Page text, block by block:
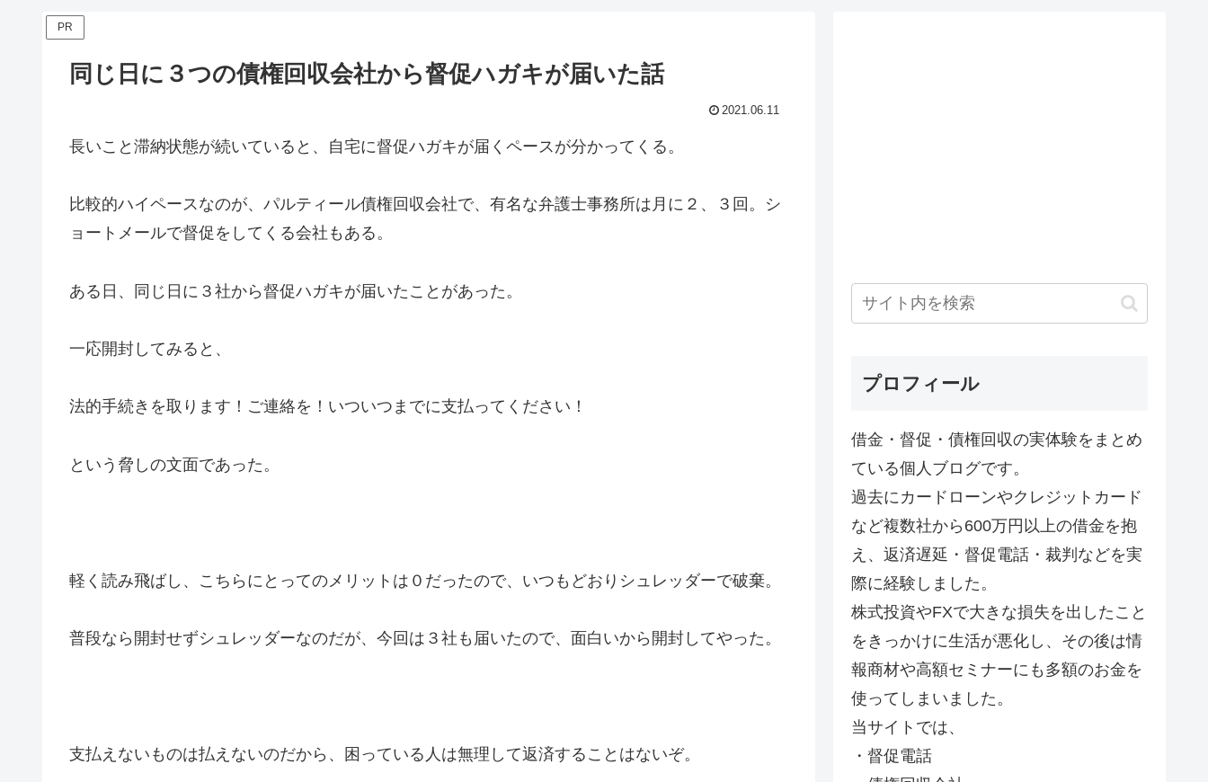
PR
同じ日に３つの債権回収会社から督促ハガキが届いた話
2021.06.11
長いこと滞納状態が続いていると、自宅に督促ハガキが届くペースが分かってくる。
比較的ハイペースなのが、パルティール債権回収会社で、有名な弁護士事務所は月に２、３回。シ
ョートメールで督促をしてくる会社もある。
ある日、同じ日に３社から督促ハガキが届いたことがあった。
一応開封してみると、
法的手続きを取ります！ご連絡を！いついつまでに支払ってください！
という脅しの文面であった。
軽く読み飛ばし、こちらにとってのメリットは０だったので、いつもどおりシュレッダーで破棄。
普段なら開封せずシュレッダーなのだが、今回は３社も届いたので、面白いから開封してやった。
支払えないものは払えないのだから、困っている人は無理して返済することはないぞ。
プロフィール
借金・督促・債権回収の実体験をまとめ
ている個人ブログです。
過去にカードローンやクレジットカード
など複数社から600万円以上の借金を抱
え、返済遅延・督促電話・裁判などを実
際に経験しました。
株式投資やFXで大きな損失を出したこと
をきっかけに生活が悪化し、その後は情
報商材や高額セミナーにも多額のお金を
使ってしまいました。
当サイトでは、
・督促電話